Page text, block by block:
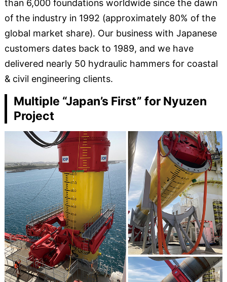
than 6,000 foundations worldwide since the dawn
of the industry in 1992 (approximately 80% of the
global market share). Our business with Japanese
customers dates back to 1989, and we have
delivered nearly 50 hydraulic hammers for coastal
& civil engineering clients.
Multiple “Japan’s First” for Nyuzen
Project